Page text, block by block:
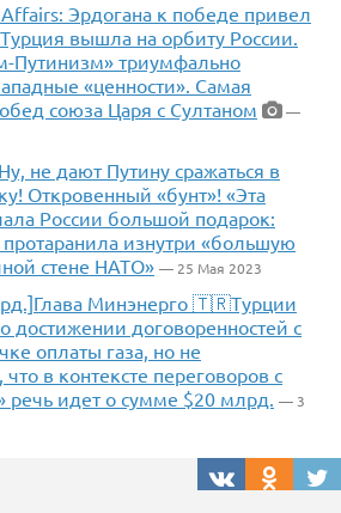
Эрдогана к победе привел
вышла на орбиту России.
Путинизм» триумфально
«ценности». Самая
союза Царя с Султаном
—
не дают Путину сражаться в
Откровенный «бунт»! «Эта
России большой подарок:
изнутри «большую
стене НАТО» — 25 Мая 2023
Минэнерго 🇹🇷Турции
достижении договоренностей с
оплаты газа, но не
в контексте переговоров с
речь идет о сумме $20 млрд. — 3